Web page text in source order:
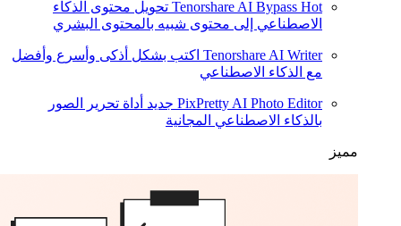
Tenorshare AI Bypass Hot
تحويل محتوى الذكاء
الاصطناعي إلى محتوى شبيه بالمحتوى البشري
Tenorshare AI Writer اكتب بشكل أذكى وأسرع وأفضل
مع الذكاء الاصطناعي
PixPretty AI Photo Editor جديد أداة تحرير الصور
بالذكاء الاصطناعي المجانية
مميز